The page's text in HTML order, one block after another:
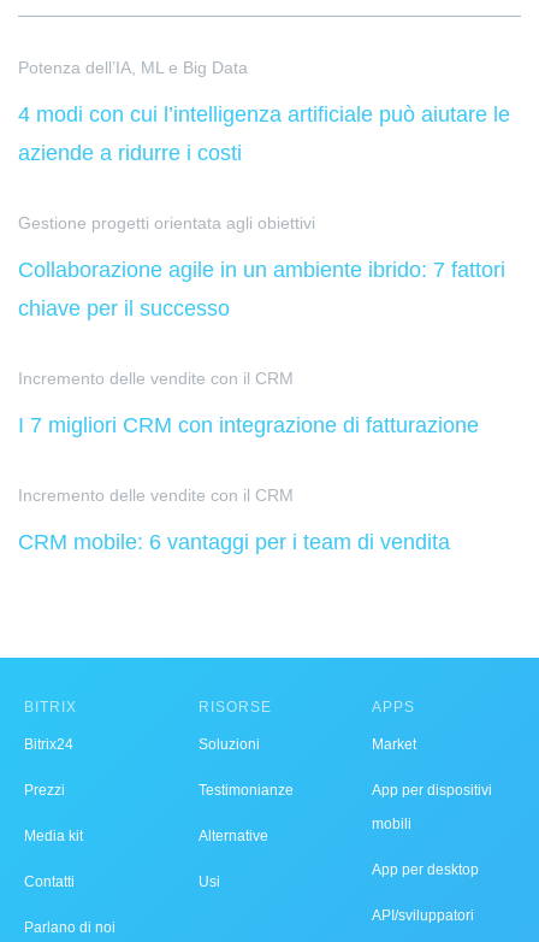
Potenza dell’IA, ML e Big Data
4 modi con cui l’intelligenza artificiale può aiutare le
aziende a ridurre i costi
Gestione progetti orientata agli obiettivi
Collaborazione agile in un ambiente ibrido: 7 fattori
chiave per il successo
Incremento delle vendite con il CRM
I 7 migliori CRM con integrazione di fatturazione
Incremento delle vendite con il CRM
CRM mobile: 6 vantaggi per i team di vendita
BITRIX
Bitrix24
Prezzi
Media kit
Contatti
Parlano di noi
RISORSE
Soluzioni
Testimonianze
Alternative
Usi
APPS
Market
App per dispositivi
mobili
App per desktop
API/sviluppatori